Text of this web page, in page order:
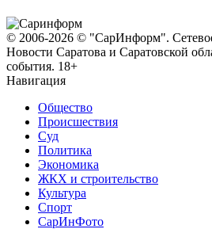
© 2006-2026 © "СарИнформ".
Новости Саратова и Саратовской
события. 18+
Навигация
Общество
Происшествия
Суд
Политика
Экономика
ЖКХ и строительство
Культура
Спорт
СарИнФото